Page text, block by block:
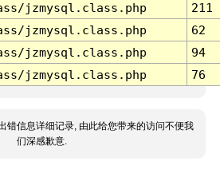
jzmysql.class.php
211
jzmysql.class.php
62
jzmysql.class.php
94
jzmysql.class.php 76
错信息详细记录, 由此给您带来的访问不便我
们深感歉意.